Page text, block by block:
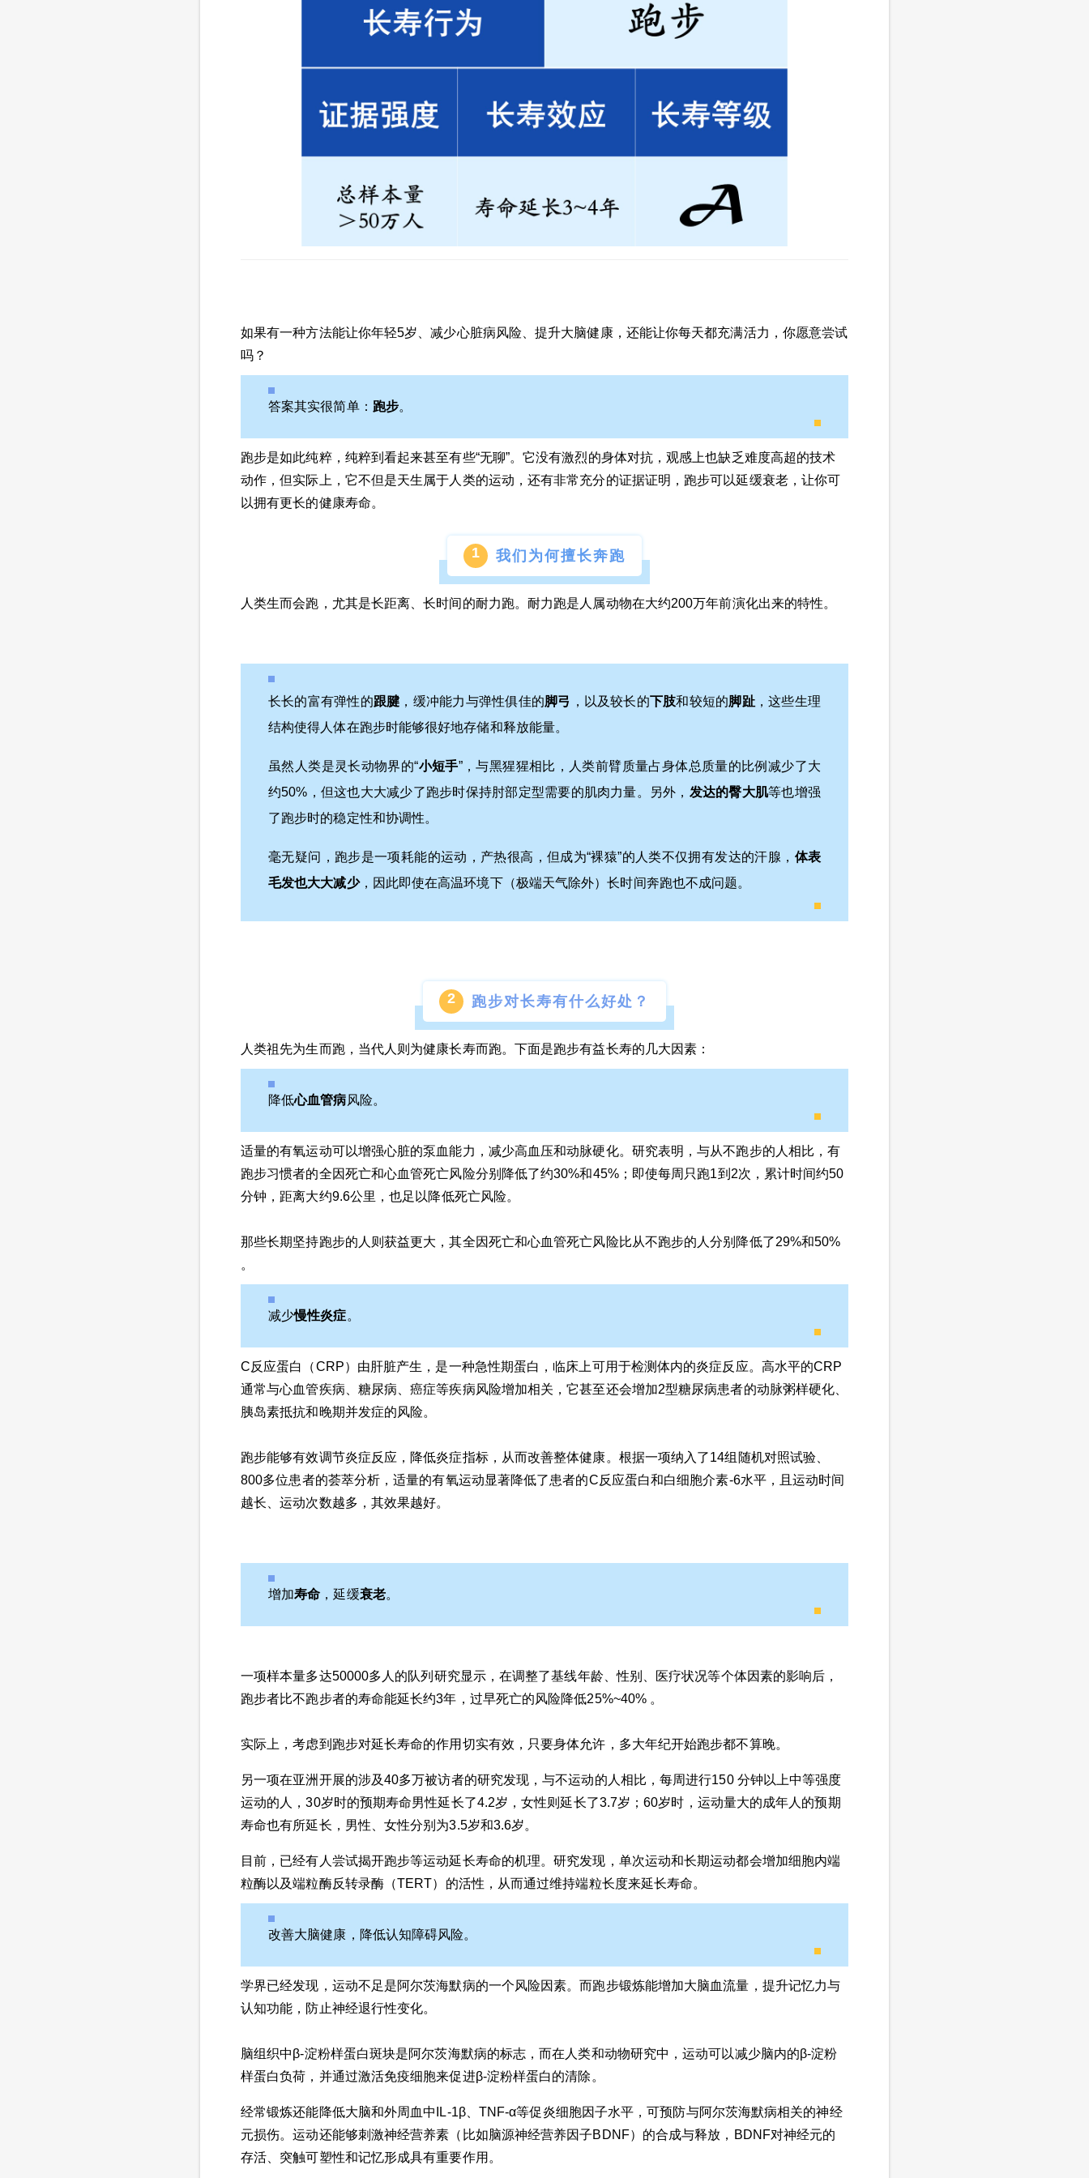
如果有一种方法能让你年轻5岁、减少心脏病风险、提升大脑健康，还能让你每天都充满活力，你愿意尝试
吗？
答案其实很简单： 跑步。
跑步是如此纯粹，纯粹到看起来甚至有些“无聊”。它没有激烈的身体对抗，观感上也缺乏难度高超的技术
动作，但实际上，它不但是天生属于人类的运动，还有非常充分的证据证明，跑步可以延缓衰老，让你可
以拥有更长的健康寿命。
1 我们为何擅长奔跑
人类生而会跑，尤其是长距离、长时间的耐力跑。耐力跑是人属动物在大约200万年前演化出来的特性。
长长的富有弹性的跟腱 ，缓冲能力与弹性俱佳的脚弓 ，以及较长的下肢和较短的脚趾，这些生理
结构使得人体在跑步时能够很好地存储和释放能量。
虽然人类是灵长动物界的“小短手”，与黑猩猩相比，人类前臂质量占身体总质量的比例减少了大
约50%，但这也大大减少了跑步时保持肘部定型需要的肌肉力量。另外， 发达的臀大肌等也增强
了跑步时的稳定性和协调性。
毫无疑问，跑步是一项耗能的运动，产热很高，但成为“裸猿”的人类不仅拥有发达的汗腺， 体表
毛发也大大减少，因此即使在高温环境下（极端天气除外）长时间奔跑也不成问题。
2 跑步对长寿有什么好处？
人类祖先为生而跑，当代人则为健康长寿而跑。下面是跑步有益长寿的几大因素：
降低心血管病风险。
适量的有氧运动可以增强心脏的泵血能力，减少高血压和动脉硬化。研究表明，与从不跑步的人相比，有
跑步习惯者的全因死亡和心血管死亡风险分别降低了约30%和45%；即使每周只跑1到2次，累计时间约50
分钟，距离大约9.6公里，也足以降低死亡风险。
那些长期坚持跑步的人则获益更大，其全因死亡和心血管死亡风险比从不跑步的人分别降低了29%和50%
。
减少慢性炎症。
C反应蛋白（CRP）由肝脏产生，是一种急性期蛋白，临床上可用于检测体内的炎症反应。高水平的CRP
通常与心血管疾病、糖尿病、癌症等疾病风险增加相关，它甚至还会增加2型糖尿病患者的动脉粥样硬化、
胰岛素抵抗和晚期并发症的风险。
跑步能够有效调节炎症反应，降低炎症指标，从而改善整体健康。根据一项纳入了14组随机对照试验、
800多位患者的荟萃分析，适量的有氧运动显著降低了患者的C反应蛋白和白细胞介素-6水平，且运动时间
越长、运动次数越多，其效果越好。
增加寿命 ，延缓衰老。
一项样本量多达50000多人的队列研究显示，在调整了基线年龄、性别、医疗状况等个体因素的影响后，
跑步者比不跑步者的寿命能延长约3年，过早死亡的风险降低25%~40% 。
实际上，考虑到跑步对延长寿命的作用切实有效，只要身体允许，多大年纪开始跑步都不算晚。
另一项在亚洲开展的涉及40多万被访者的研究发现，与不运动的人相比，每周进行150 分钟以上中等强度
运动的人，30岁时的预期寿命男性延长了4.2岁，女性则延长了3.7岁；60岁时，运动量大的成年人的预期
寿命也有所延长，男性、女性分别为3.5岁和3.6岁。
目前，已经有人尝试揭开跑步等运动延长寿命的机理。研究发现，单次运动和长期运动都会增加细胞内端
粒酶以及端粒酶反转录酶（TERT）的活性，从而通过维持端粒长度来延长寿命。
改善大脑健康，降低认知障碍风险。
学界已经发现，运动不足是阿尔茨海默病的一个风险因素。而跑步锻炼能增加大脑血流量，提升记忆力与
认知功能，防止神经退行性变化。
脑组织中β-淀粉样蛋白斑块是阿尔茨海默病的标志，而在人类和动物研究中，运动可以减少脑内的β-淀粉
样蛋白负荷，并通过激活免疫细胞来促进β-淀粉样蛋白的清除。
经常锻炼还能降低大脑和外周血中IL-1β、TNF-α等促炎细胞因子水平，可预防与阿尔茨海默病相关的神经
元损伤。运动还能够刺激神经营养素（比如脑源神经营养因子BDNF）的合成与释放，BDNF对神经元的
存活、突触可塑性和记忆形成具有重要作用。